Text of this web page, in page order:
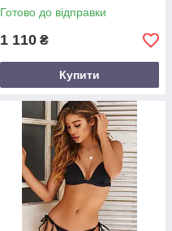
Готово до відправки
1 110 ₴
Купити